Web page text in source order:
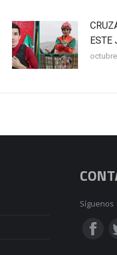
ESTE
Síguenos